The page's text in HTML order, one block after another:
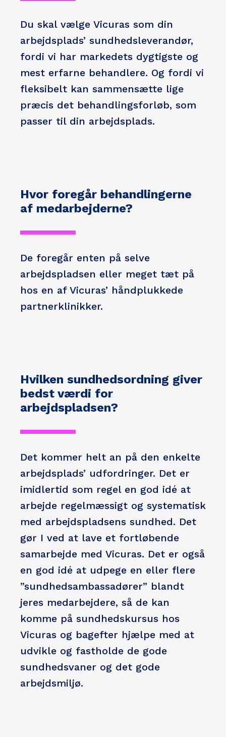
Du skal vælge Vicuras som din
arbejdsplads’ sundhedsleverandør,
fordi vi har markedets dygtigste og
mest erfarne behandlere. Og fordi vi
fleksibelt kan sammensætte lige
præcis det behandlingsforløb, som
passer til din arbejdsplads.
Hvor foregår behandlingerne
af medarbejderne?
De foregår enten på selve
arbejdspladsen eller meget tæt på
hos en af Vicuras’ håndplukkede
partnerklinikker.
Hvilken sundhedsordning giver
bedst værdi for
arbejdspladsen?
Det kommer helt an på den enkelte
arbejdsplads’ udfordringer. Det er
imidlertid som regel en god idé at
arbejde regelmæssigt og systematisk
med arbejdspladsens sundhed. Det
gør I ved at lave et fortløbende
samarbejde med Vicuras. Det er også
en god idé at udpege en eller flere
”sundhedsambassadører” blandt
jeres medarbejdere, så de kan
komme på sundhedskursus hos
Vicuras og bagefter hjælpe med at
udvikle og fastholde de gode
sundhedsvaner og det gode
arbejdsmiljø.